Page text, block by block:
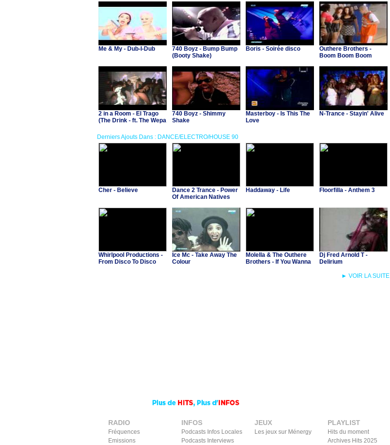
Me & My - Dub-I-Dub
740 Boyz - Bump Bump
(Booty Shake)
Boris - Soirée disco
Outhere Brothers -
Boom Boom Boom
2 in a Room - El Trago
(The Drink - ft. The Wepa
740 Boyz - Shimmy
Shake
Masterboy - Is This The
Love
N-Trance - Stayin' Alive
Derniers Ajouts Dans : DANCE/ELECTRO/HOUSE 90
Cher - Believe
Dance 2 Trance - Power
Of American Natives
Haddaway - Life Floorfilla - Anthem 3
Whirlpool Productions -
From Disco To Disco
Ice Mc - Take Away The
Colour
Molella & The Outhere
Brothers - If You Wanna
Dj Fred Arnold T -
Delirium
► VOIR LA SUITE
RADIO
Fréquences
Emissions
INFOS
Podcasts Infos Locales
Podcasts Interviews
JEUX
Les jeux sur Ménergy
PLAYLIST
Hits du moment
Archives Hits 2025